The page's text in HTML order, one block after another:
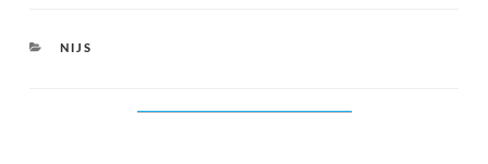
CATEGORIES
NIJS